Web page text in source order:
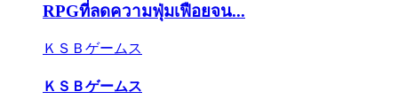
RPGที่ลดความฟุ่มเฟือยจน...
ＫＳＢゲームス
ＫＳＢゲームス